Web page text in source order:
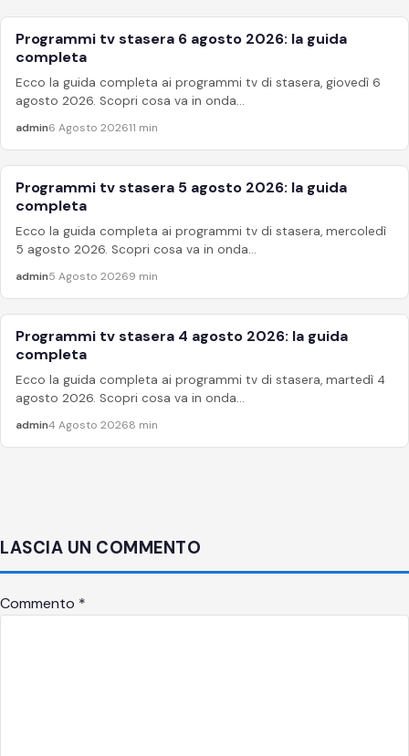
APPROFONDIMENTI
Programmi tv stasera 6 agosto 2026: la guida
completa
Ecco la guida completa ai programmi tv di stasera, giovedì 6
agosto 2026. Scopri cosa va in onda...
admin6 Agosto 202611 min
APPROFONDIMENTI
Programmi tv stasera 5 agosto 2026: la guida
completa
Ecco la guida completa ai programmi tv di stasera, mercoledì
5 agosto 2026. Scopri cosa va in onda...
admin5 Agosto 20269 min
APPROFONDIMENTI
Programmi tv stasera 4 agosto 2026: la guida
completa
Ecco la guida completa ai programmi tv di stasera, martedì 4
agosto 2026. Scopri cosa va in onda...
admin4 Agosto 20268 min
LASCIA UN COMMENTO
Commento *